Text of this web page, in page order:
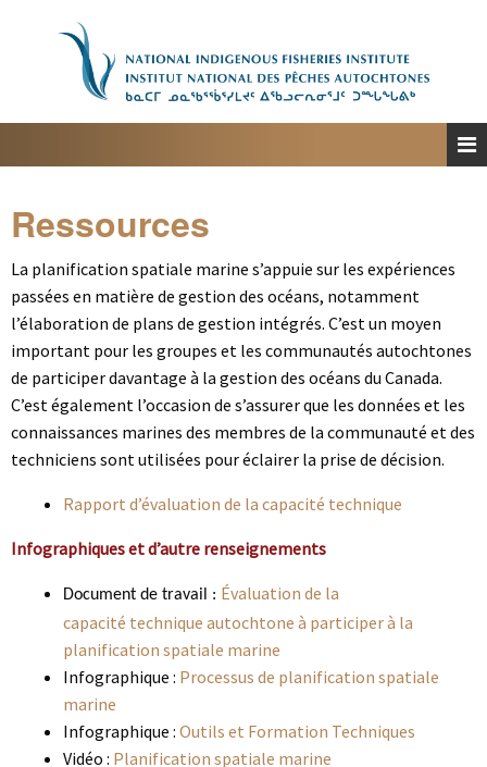
À propos
Ressources
Personnes-ressources
English
Ressources
La planification spatiale marine s’appuie sur les expériences
passées en matière de gestion des océans, notamment
l’élaboration de plans de gestion intégrés. C’est un moyen
important pour les groupes et les communautés autochtones
de participer davantage à la gestion des océans du Canada.
C’est également l’occasion de s’assurer que les données et les
connaissances marines des membres de la communauté et des
techniciens sont utilisées pour éclairer la prise de décision.
Rapport d’évaluation de la capacité technique
Infographiques et d’autre renseignements
Document de travail : Évaluation de la
capacité technique autochtone à participer à la
planification spatiale marine
Infographique : Processus de planification spatiale
marine
Infographique : Outils et Formation Techniques
Vidéo : Planification spatiale marine